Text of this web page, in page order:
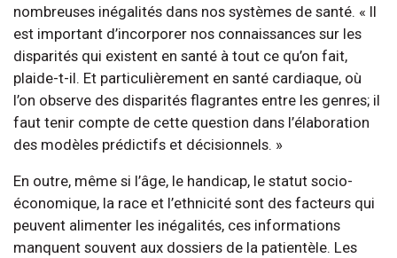
nombreuses inégalités dans nos systèmes de santé. « Il
est important d’incorporer nos connaissances sur les
disparités qui existent en santé à tout ce qu’on fait,
plaide-t-il. Et particulièrement en santé cardiaque, où
l’on observe des disparités flagrantes entre les genres; il
faut tenir compte de cette question dans l’élaboration
des modèles prédictifs et décisionnels. »
En outre, même si l’âge, le handicap, le statut socio-
économique, la race et l’ethnicité sont des facteurs qui
peuvent alimenter les inégalités, ces informations
manquent souvent aux dossiers de la patientèle. Les